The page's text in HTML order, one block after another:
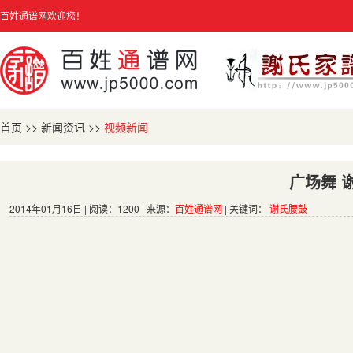
百姓通谱网欢迎您！
首页 >> 新闻资讯 >> 视频新闻
广场舞
2014年01月16日 | 阅读：1200 | 来源： 百姓通谱网 | 关键词： 谢氏腰鼓